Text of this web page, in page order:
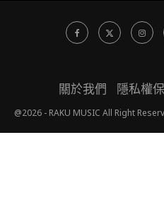
關於我們 隱私權
@2026 - RAKU MUSIC All Right